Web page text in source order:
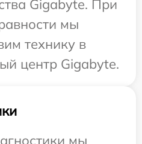
Gigabyte. При
мы
технику в
центр Gigabyte.
мы